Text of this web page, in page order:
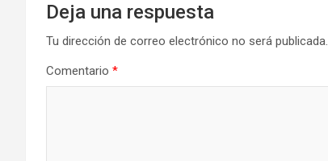
Deja una respuesta
Tu dirección de correo electrónico no será publicada.
Comentario *